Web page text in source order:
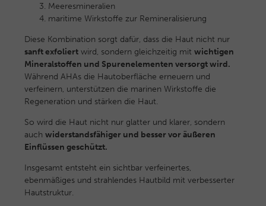
Meeresmineralien
maritime Wirkstoffe zur Remineralisierung
Diese Kombination sorgt dafür, dass die Haut nicht nur
sanft exfoliert wird, sondern gleichzeitig mit wichtigen
Mineralstoffen und Spurenelementen versorgt wird.
Während AHAs die Hautoberfläche erneuern und
verfeinern, unterstützen die marinen Wirkstoffe die
Regeneration und stärken die Haut.
So wird die Haut nicht nur glatter und klarer, sondern
auch widerstandsfähiger und besser vor äußeren
Einflüssen geschützt.
Insgesamt entsteht ein sichtbar verfeinertes,
ebenmäßiges und strahlendes Hautbild mit verbesserter
Hautstruktur.